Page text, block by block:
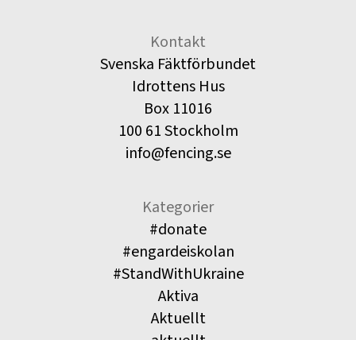
Kontakt
Svenska Fäktförbundet
Idrottens Hus
Box 11016
100 61 Stockholm
info@fencing.se
Kategorier
#donate
#engardeiskolan
#StandWithUkraine
Aktiva
Aktuellt